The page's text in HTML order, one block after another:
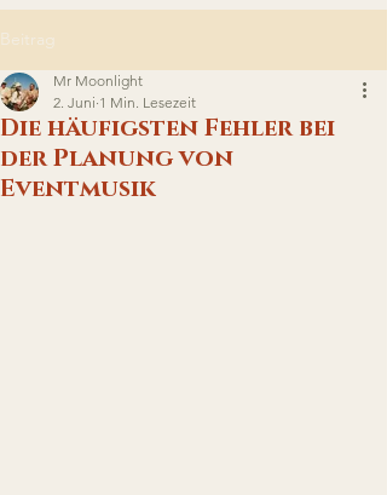
Beitrag
Die häufigsten Fehler bei
der Planung von
Eventmusik
Mr Moonlight
2. Juni 1 Min. Lesezeit